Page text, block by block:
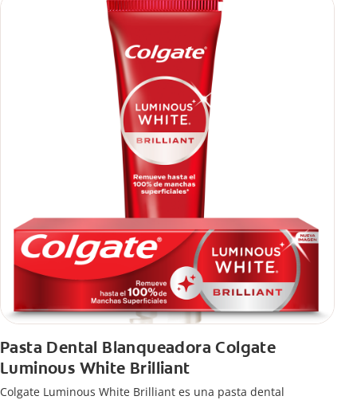
Pasta Dental Blanqueadora Colgate
Luminous White Brilliant
Colgate Luminous White Brilliant es una pasta dental